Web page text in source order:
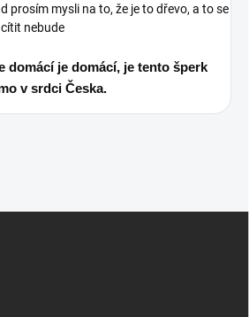
prosím mysli na to, že je to dřevo, a to se
nebude
domácí je domácí, je tento šperk
v srdci Česka.